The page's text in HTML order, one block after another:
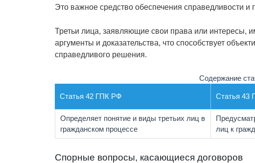
Это важное средство обеспечения справедливости и
Третьи лица, заявляющие свои права или интересы,
аргументы и доказательства, что способствует
справедливого решения.
Содержание
Статья 42 ГПК РФ Статья 43
Определяет понятие и виды третьих лиц в
гражданском процессе
лиц к
Спорные вопросы, касающиеся договоров